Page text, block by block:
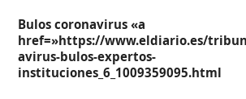
Bulos coronavirus «a
href=»https://www.eldiario.es/
avirus-bulos-expertos-
instituciones_6_1009359095.html